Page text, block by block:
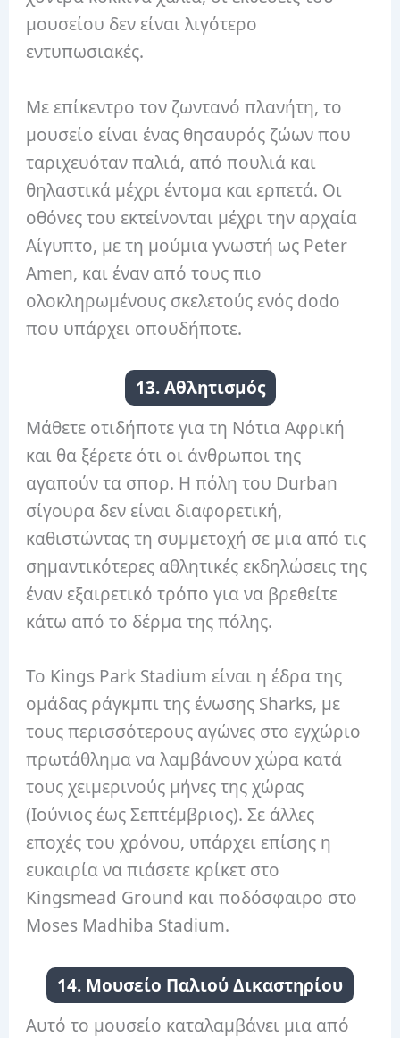
μουσείου δεν είναι λιγότερο
εντυπωσιακές.
Με επίκεντρο τον ζωντανό πλανήτη, το
μουσείο είναι ένας θησαυρός ζώων που
ταριχευόταν παλιά, από πουλιά και
θηλαστικά μέχρι έντομα και ερπετά. Οι
οθόνες του εκτείνονται μέχρι την αρχαία
Αίγυπτο, με τη μούμια γνωστή ως Peter
Amen, και έναν από τους πιο
ολοκληρωμένους σκελετούς ενός dodo
που υπάρχει οπουδήποτε.
13. Αθλητισμός
Μάθετε οτιδήποτε για τη Νότια Αφρική
και θα ξέρετε ότι οι άνθρωποι της
αγαπούν τα σπορ. Η πόλη του Durban
σίγουρα δεν είναι διαφορετική,
καθιστώντας τη συμμετοχή σε μια από τις
σημαντικότερες αθλητικές εκδηλώσεις της
έναν εξαιρετικό τρόπο για να βρεθείτε
κάτω από το δέρμα της πόλης.
Το Kings Park Stadium είναι η έδρα της
ομάδας ράγκμπι της ένωσης Sharks, με
τους περισσότερους αγώνες στο εγχώριο
πρωτάθλημα να λαμβάνουν χώρα κατά
τους χειμερινούς μήνες της χώρας
(Ιούνιος έως Σεπτέμβριος). Σε άλλες
εποχές του χρόνου, υπάρχει επίσης η
ευκαιρία να πιάσετε κρίκετ στο
Kingsmead Ground και ποδόσφαιρο στο
Moses Madhiba Stadium.
14. Μουσείο Παλιού Δικαστηρίου
Αυτό το μουσείο καταλαμβάνει μια από